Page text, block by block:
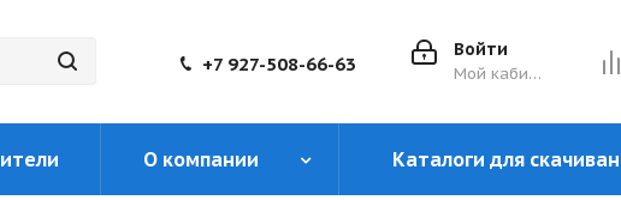
Войти
Мой кабинет
+7 927-508-66-63
О компании Каталоги для